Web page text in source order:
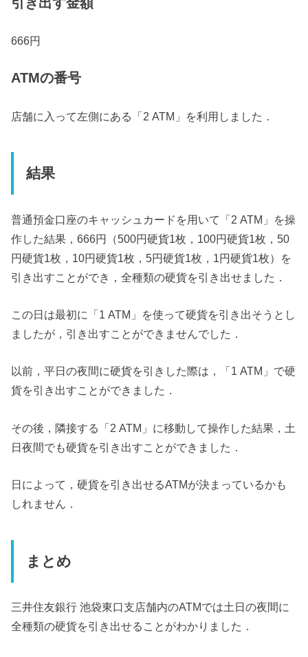
666円
ATMの番号
店舗に入って左側にある「2 ATM」を利用しました．
結果
普通預金口座のキャッシュカードを用いて「2 ATM」を操
作した結果，666円（500円硬貨1枚，100円硬貨1枚，50
円硬貨1枚，10円硬貨1枚，5円硬貨1枚，1円硬貨1枚）を
引き出すことができ，全種類の硬貨を引き出せました．
この日は最初に「1 ATM」を使って硬貨を引き出そうとし
ましたが，引き出すことができませんでした．
以前，平日の夜間に硬貨を引きした際は，「1 ATM」で硬
貨を引き出すことができました．
その後，隣接する「2 ATM」に移動して操作した結果，土
日夜間でも硬貨を引き出すことができました．
日によって，硬貨を引き出せるATMが決まっているかも
しれません．
まとめ
三井住友銀行 池袋東口支店舗内のATMでは土日の夜間に
全種類の硬貨を引き出せることがわかりました．